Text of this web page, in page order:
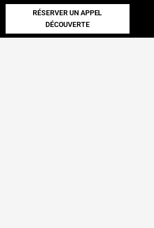
RÉSERVER UN APPEL
DÉCOUVERTE